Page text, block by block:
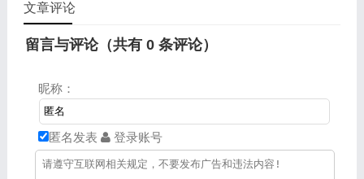
文章评论
留言与评论（共有 0条评论）
昵称：
匿名发表 登录账号